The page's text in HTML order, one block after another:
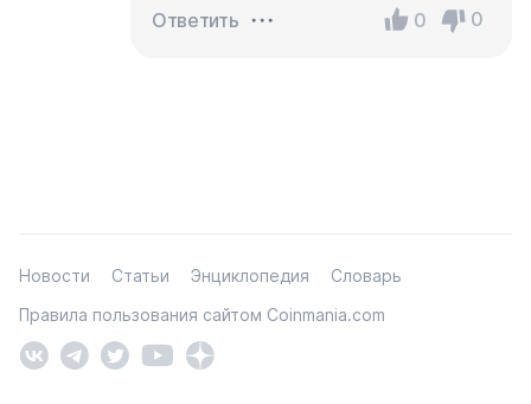
Ответить
0 0
Новости Статьи Энциклопедия
Словарь
Правила пользования сайтом Coinmania.com